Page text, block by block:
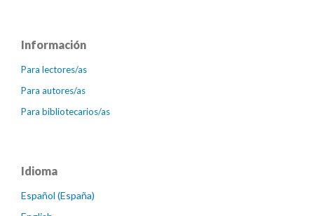
Información
Para lectores/as
Para autores/as
Para bibliotecarios/as
Idioma
Español (España)